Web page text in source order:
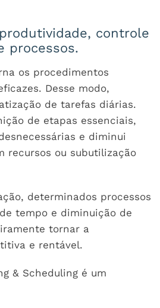
controle
processos.
os procedimentos
Desse modo,
de tarefas diárias.
de etapas essenciais,
e diminui
recursos ou subutilização
determinados processos
tempo e diminuição de
tornar a
e rentável.
& Scheduling é um